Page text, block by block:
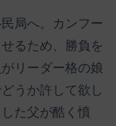
局へ。カンフー
るため、勝負を
リーダー格の娘
うか許して欲し
た父が酷く憤